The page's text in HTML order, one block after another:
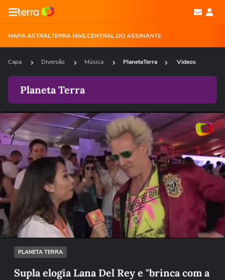
MAPA ASTRALTERRA MAILCENTRAL DO ASSINANTE
Capa Diversão Música PlanetaTerra Videos
Planeta Terra
/
Loaded :
36.47%
PLANETA TERRA
Supla elogia Lana Del Rey e "brinca com a